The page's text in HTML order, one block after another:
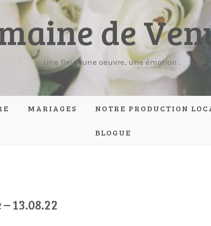
de
Une fleur, une oeuvre, une émotion .
MARIAGES NOTRE PRODUCTION
BLOGUE
13.08.22